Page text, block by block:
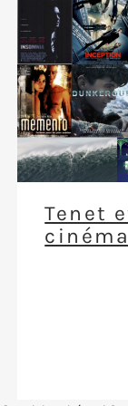
Tenet
cinéma